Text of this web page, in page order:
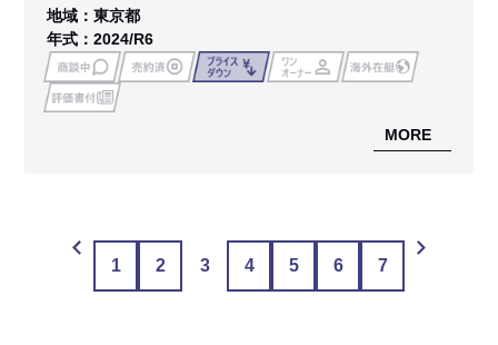
地域：東京都
年式：2024/R6
MORE
1 2 3 4 5 6 7